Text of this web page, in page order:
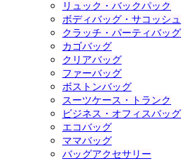
リュック・バックパック
ボディバッグ・サコッシュ
クラッチ・パーティバッグ
カゴバッグ
クリアバッグ
ファーバッグ
ボストンバッグ
スーツケース・トランク
ビジネス・オフィスバッグ
エコバッグ
ママバッグ
バッグアクセサリー